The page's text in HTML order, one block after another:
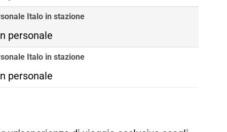
Italo in stazione
personale
Italo in stazione
personale